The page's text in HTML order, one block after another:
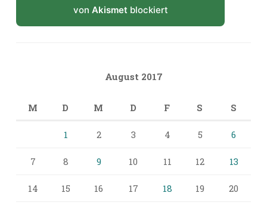
von Akismet blockiert
August 2017
M D M D F S S
1 2 3 4 5 6
7 8 9 10 11 12 13
14 15 16 17 18 19 20